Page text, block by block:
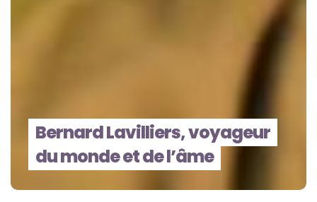
Bernard Lavilliers, voyageur
du monde et de l’âme